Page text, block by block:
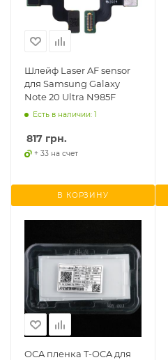
Шлейф Laser AF sensor
для Samsung Galaxy
Note 20 Ultra N985F
Есть в наличии: 1
817 грн.
+ 33 на счет
В КОРЗИНУ
OCA пленка T-OCA для